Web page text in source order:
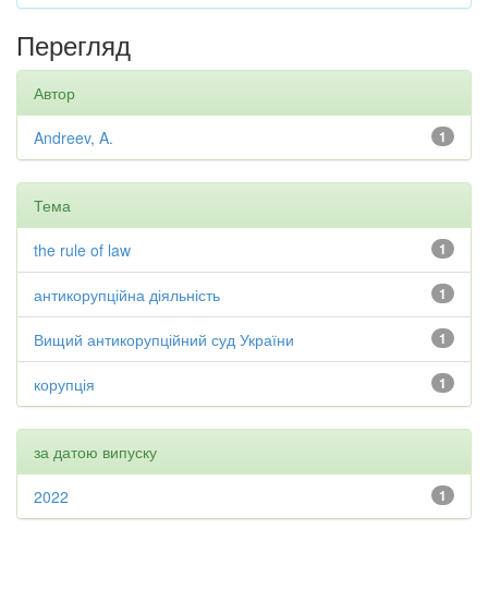
Перегляд
Автор
1
Andreev, A.
Тема
1
the rule of law
1
антикорупційна діяльність
1
Вищий антикорупційний суд України
1
корупція
за датою випуску
1
2022